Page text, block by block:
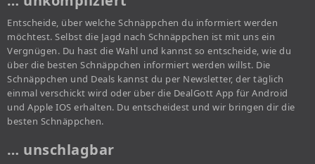
Entscheide, über welche Schnäppchen du informiert werden
möchtest. Selbst die Jagd nach Schnäppchen ist mit uns ein
Vergnügen. Du hast die Wahl und kannst so entscheide, wie du
über die besten Schnäppchen informiert werden willst. Die
Schnäppchen und Deals kannst du per Newsletter, der täglich
einmal verschickt wird oder über die DealGott App für Android
und Apple IOS erhalten. Du entscheidest und wir bringen dir die
besten Schnäppchen.
… unschlagbar